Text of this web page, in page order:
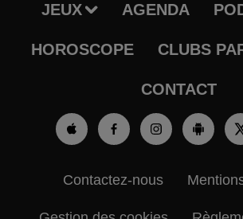
JEUX AGENDA
HOROSCOPE CLUBS
CONTACT
Contactez-nous